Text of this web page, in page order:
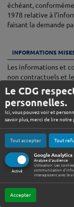
Le CDG
personnelles.
Ici, vous pouvez voir et
savoir plus, merci de lire notre
Tout accepter Tout
Google Analytics
Activé
Analyse d'audience
Utilisation: Les
communication
interagissent avec le
Accepter
échéant,
1978 relative à
faisant la demande
INFORMATIONS
Les informations et
non contractuels et
sont ceux qui ont fait
autorités de place.
Le contenu mis à
informatif.
ne constitue pas une
appartient à
discernement et
saurait être
recommandations
♦
LICENCE DE DROIT